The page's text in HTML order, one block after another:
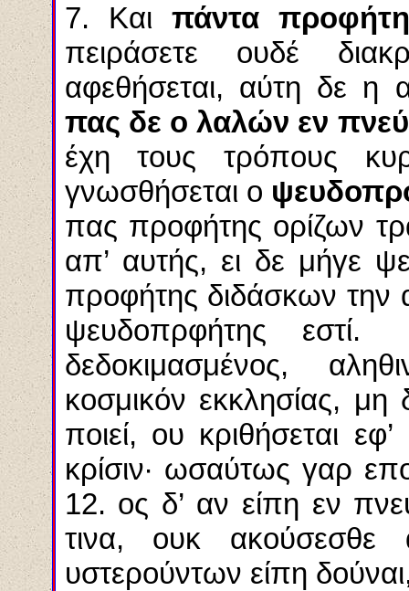
7. Και πάντα
πειράσετε ουδέ
αφεθήσεται, αύτη δε η
πας δε ο λαλών εν
έχη τους τρόπους
γνωσθήσεται ο
πας προφήτης ορίζων
απ’ αυτής, ει δε μήγε
προφήτης διδάσκων την
ψευδοπρφήτης
δεδοκιμασμένος,
κοσμικόν εκκλησίας,
ποιεί, ου κριθήσεται
κρίσιν· ωσαύτως γαρ
12. ος δ’ αν είπη εν
τινα, ουκ
υστερούντων είπη